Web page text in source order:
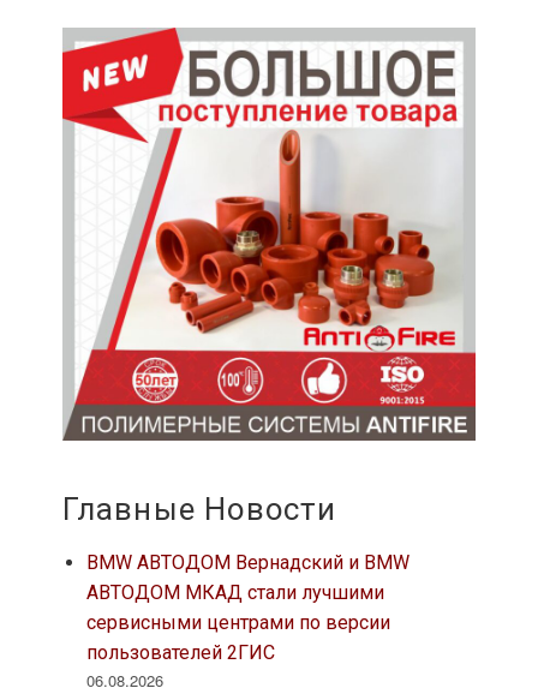
Главные Новости
BMW АВТОДОМ Вернадский и BMW
АВТОДОМ МКАД стали лучшими
сервисными центрами по версии
пользователей 2ГИС
06.08.2026